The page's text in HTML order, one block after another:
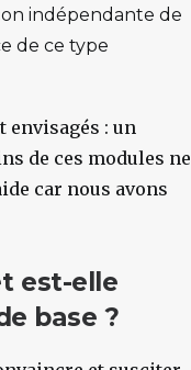
indépendante de
de ce type
envisagés : un
de ces modules ne
car nous avons
est-elle
base ?